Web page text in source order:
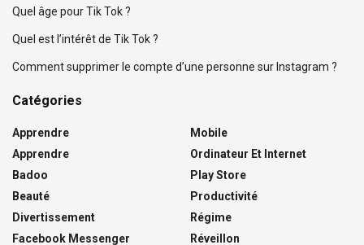
Quel âge pour Tik Tok ?
Quel est l’intérêt de Tik Tok ?
Comment supprimer le compte d’une personne sur Instagram ?
Catégories
Apprendre
Apprendre
Badoo
Beauté
Divertissement
Facebook Messenger
Mobile
Ordinateur Et Internet
Play Store
Productivité
Régime
Réveillon